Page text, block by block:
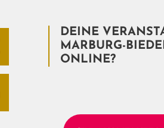
DEINE
MARBURG-
ONLINE?